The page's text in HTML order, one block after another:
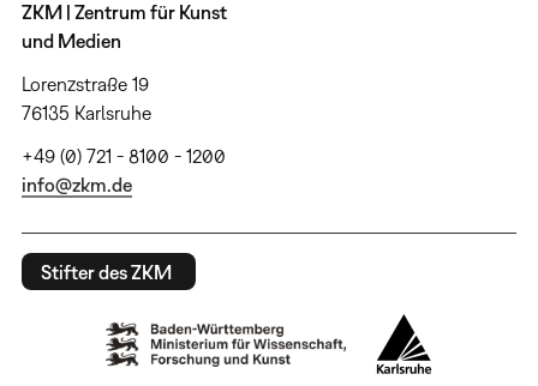
ZKM | Zentrum für Kunst
und Medien
Lorenzstraße 19
76135 Karlsruhe
+49 (0) 721 - 8100 - 1200
info@zkm.de
Stifter des ZKM